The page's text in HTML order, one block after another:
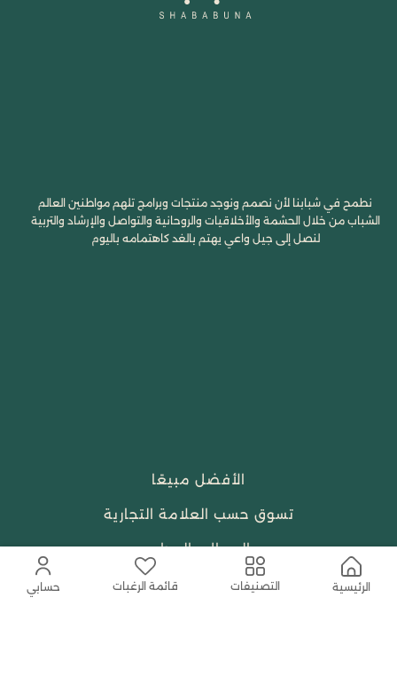
الرئيسية التصنيفات قائمة الرغبات حسابي
نطمح في شبابنا لأن نصمم ونوجد منتجات وبرامج تلهم مواطنين العالم
الشباب من خلال الحشمة والأخلاقيات والروحانية والتواصل والإرشاد والتربية
لنصل إلى جيل واعي يهتم بالغد كاهتمامه باليوم
الأفضل مبيعًا
تسوق حسب العلامة التجارية
الجمال والعطور
احتياجات العبادة